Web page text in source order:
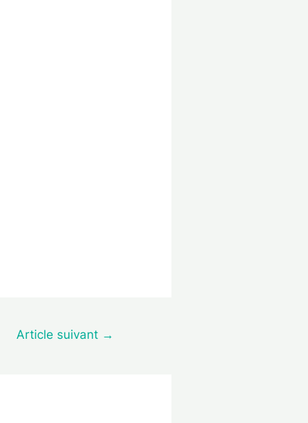
Article suivant →